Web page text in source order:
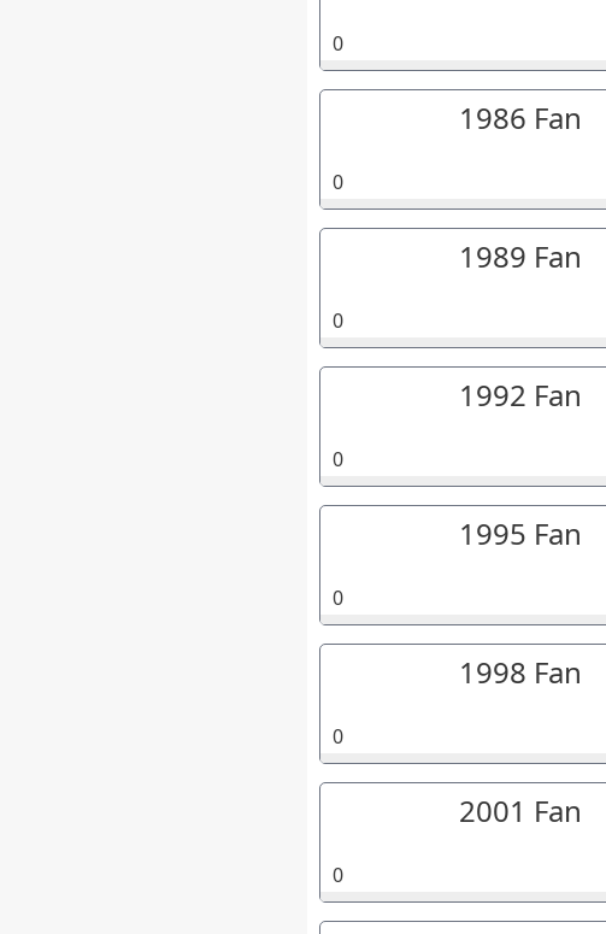
0
1986 Fan
0
1989 Fan
0
1992 Fan
0
1995 Fan
0
1998 Fan
0
2001 Fan
0